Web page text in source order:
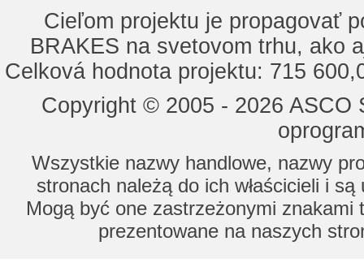
Cieľom projektu je propagovať
BRAKES na svetovom trhu, ako
Celková hodnota projektu: 715
Copyright © 2005 - 2026
Wszystkie nazwy handlowe, nazwy
stronach należą do ich właścicieli i
Mogą być one zastrzeżonymi znakami
prezentowane na naszych